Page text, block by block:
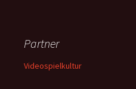
Partner
Videospielkultur